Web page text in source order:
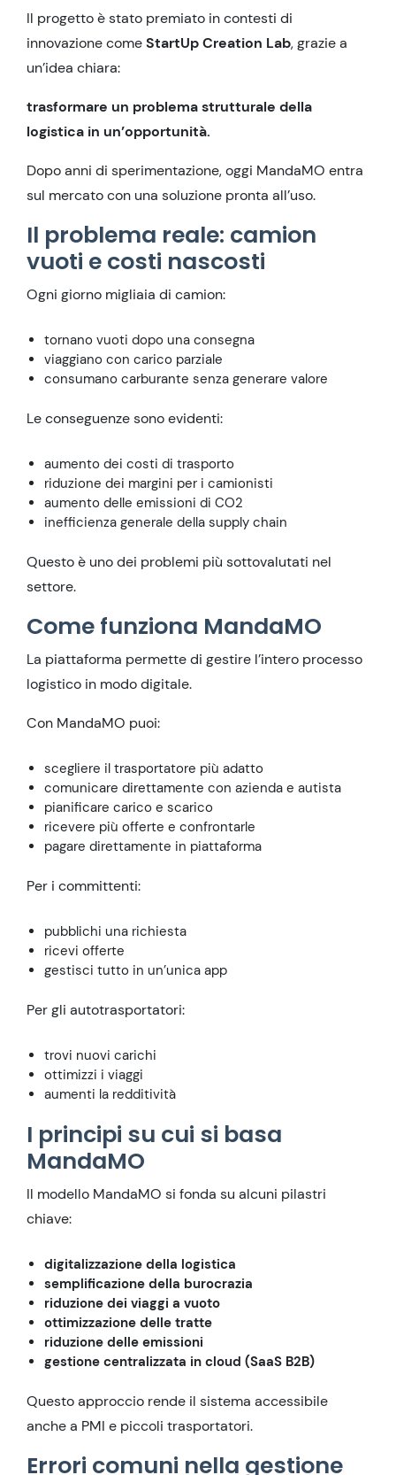
Il progetto è stato premiato in contesti di
innovazione comeStartUp Creation Lab, grazie a
un’idea chiara:
trasformare un problema strutturale della
logistica in un’opportunità.
Dopo anni di sperimentazione, oggi MandaMO entra
sul mercato con una soluzione pronta all’uso.
Il problema reale: camion
vuoti e costi nascosti
Ogni giorno migliaia di camion:
tornano vuoti dopo una consegna
viaggiano con carico parziale
consumano carburante senza generare valore
Le conseguenze sono evidenti:
aumento dei costi di trasporto
riduzione dei margini per i camionisti
aumento delle emissioni di CO2
inefficienza generale della supply chain
Questo è uno dei problemi più sottovalutati nel
settore.
Come funziona MandaMO
La piattaforma permette di gestire l’intero processo
logistico in modo digitale.
Con MandaMO puoi:
scegliere il trasportatore più adatto
comunicare direttamente con azienda e autista
pianificare carico e scarico
ricevere più offerte e confrontarle
pagare direttamente in piattaforma
Per i committenti:
pubblichi una richiesta
ricevi offerte
gestisci tutto in un’unica app
Per gli autotrasportatori:
trovi nuovi carichi
ottimizzi i viaggi
aumenti la redditività
I principi su cui si basa
MandaMO
Il modello MandaMO si fonda su alcuni pilastri
chiave:
digitalizzazione della logistica
semplificazione della burocrazia
riduzione dei viaggi a vuoto
ottimizzazione delle tratte
riduzione delle emissioni
gestione centralizzata in cloud (SaaS B2B)
Questo approccio rende il sistema accessibile
anche a PMI e piccoli trasportatori.
Errori comuni nella gestione